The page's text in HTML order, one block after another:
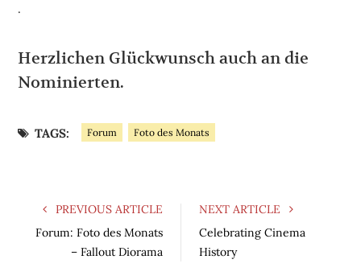
.
Herzlichen Glückwunsch auch an die
Nominierten.
TAGS: Forum Foto des Monats
PREVIOUS ARTICLE
Forum: Foto des Monats
– Fallout Diorama
NEXT ARTICLE
Celebrating Cinema
History